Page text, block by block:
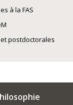
à la FAS
postdoctorales